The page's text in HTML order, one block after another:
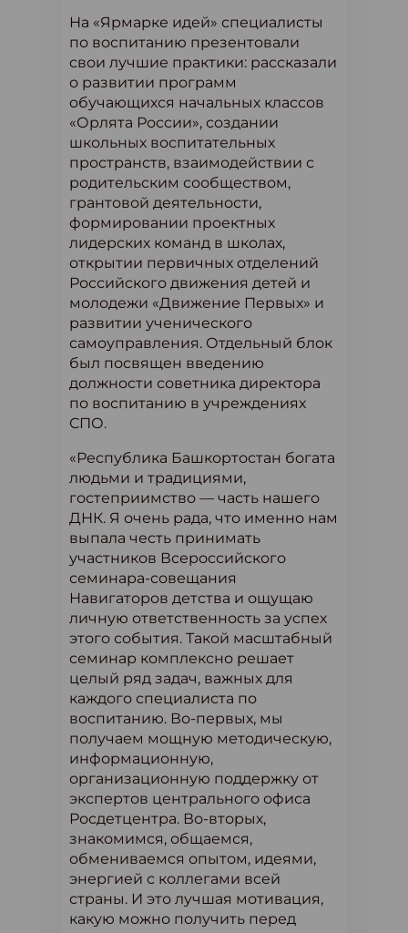
На «Ярмарке идей» специалисты
по воспитанию презентовали
свои лучшие практики: рассказали
о развитии программ
обучающихся начальных классов
«Орлята России», создании
школьных воспитательных
пространств, взаимодействии с
родительским сообществом,
грантовой деятельности,
формировании проектных
лидерских команд в школах,
открытии первичных отделений
Российского движения детей и
молодежи «Движение Первых» и
развитии ученического
самоуправления. Отдельный блок
был посвящен введению
должности советника директора
по воспитанию в учреждениях
СПО.
«Республика Башкортостан богата
людьми и традициями,
гостеприимство — часть нашего
ДНК. Я очень рада, что именно нам
выпала честь принимать
участников Всероссийского
семинара-совещания
Навигаторов детства и ощущаю
личную ответственность за успех
этого события. Такой масштабный
семинар комплексно решает
целый ряд задач, важных для
каждого специалиста по
воспитанию. Во-первых, мы
получаем мощную методическую,
информационную,
организационную поддержку от
экспертов центрального офиса
Росдетцентра. Во-вторых,
знакомимся, общаемся,
обмениваемся опытом, идеями,
энергией с коллегами всей
страны. И это лучшая мотивация,
какую можно получить перед